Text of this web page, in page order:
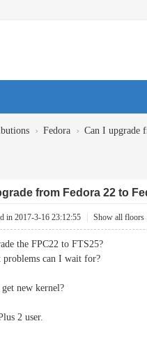
› Fedora › Can I upgrade
from Fedora 22 to
in 2017-3-16 23:12:55 Show all floors
the FPC22 to FTS25?
problems can I wait for?
new kernel?
2 user.